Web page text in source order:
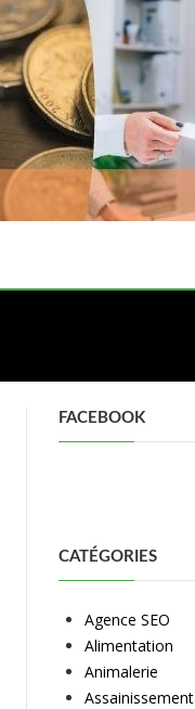
FACEBOOK
CATÉGORIES
Agence SEO
Alimentation
Animalerie
Assainissement